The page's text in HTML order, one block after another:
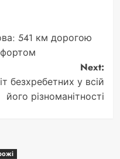
541 км дорогою
Next:
безхребетних у всій
його різноманітності